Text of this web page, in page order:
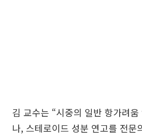
김 교수는 “시중의 일반 항가려움
나, 스테로이드 성분 연고를 전문